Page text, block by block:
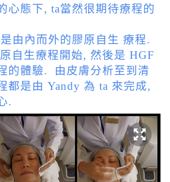
心態下, ta當然很期待療程的
由內而外的膠原自生 療程.
自生療程開始, 然後是 HGF
的體驗. 由皮膚分析至到清
都是由 Yandy 為 ta 來完成,
.